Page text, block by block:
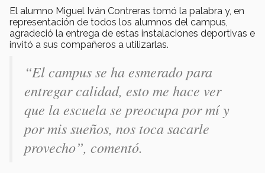
El alumno Miguel Iván Contreras tomó la palabra y, en
representación de todos los alumnos del campus,
agradeció la entrega de estas instalaciones deportivas e
invitó a sus compañeros a utilizarlas.
“El campus se ha esmerado para
entregar calidad, esto me hace ver
que la escuela se preocupa por mí y
por mis sueños, nos toca sacarle
provecho”, comentó.